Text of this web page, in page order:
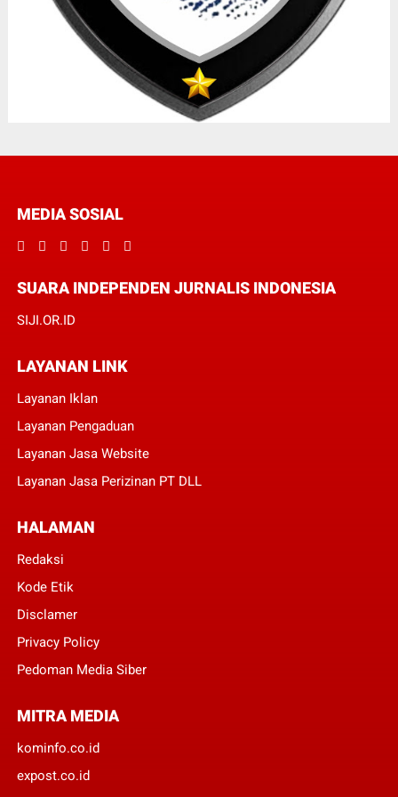
MEDIA SOSIAL
SUARA INDEPENDEN JURNALIS INDONESIA
SIJI.OR.ID
LAYANAN LINK
Layanan Iklan
Layanan Pengaduan
Layanan Jasa Website
Layanan Jasa Perizinan PT DLL
HALAMAN
Redaksi
Kode Etik
Disclamer
Privacy Policy
Pedoman Media Siber
MITRA MEDIA
kominfo.co.id
expost.co.id